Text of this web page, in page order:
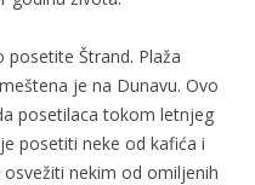
Štrand. Plaža
je na Dunavu. Ovo
posetilaca tokom letnjeg
posetiti neke od kafića i
nekim od omiljenih